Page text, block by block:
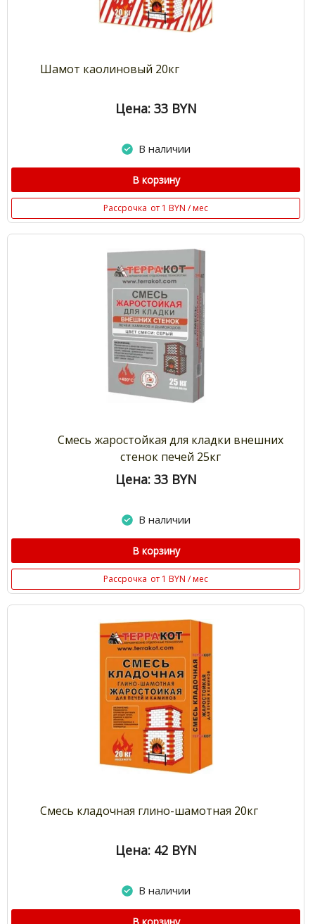
Шамот каолиновый 20кг
Цена: 33 BYN
В наличии
В корзину
Рассрочка от 1 BYN / мес
Смесь жаростойкая для кладки внешних
стенок печей 25кг
Цена: 33 BYN
В наличии
В корзину
Рассрочка от 1 BYN / мес
Смесь кладочная глино-шамотная 20кг
Цена: 42 BYN
В наличии